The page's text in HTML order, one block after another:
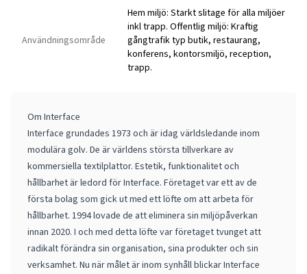
Användningsområde
Hem miljö: Starkt slitage för alla miljöer
inkl trapp. Offentlig miljö: Kraftig
gångtrafik typ butik, restaurang,
konferens, kontorsmiljö, reception,
trapp.
Om Interface
Interface grundades 1973 och är idag världsledande inom
modulära golv. De är världens största tillverkare av
kommersiella textilplattor. Estetik, funktionalitet och
hållbarhet är ledord för Interface. Företaget var ett av de
första bolag som gick ut med ett löfte om att arbeta för
hållbarhet. 1994 lovade de att eliminera sin miljöpåverkan
innan 2020. I och med detta löfte var företaget tvunget att
radikalt förändra sin organisation, sina produkter och sin
verksamhet. Nu när målet är inom synhåll blickar Interface